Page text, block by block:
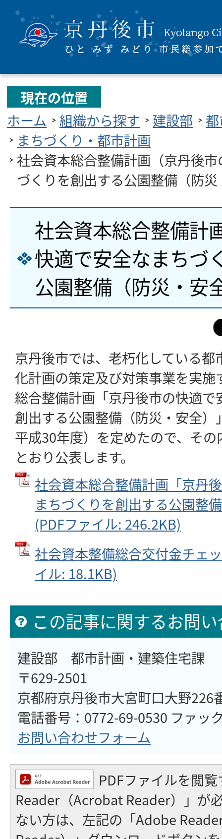
現在の位置
ホーム
組織から探す 建設部
まちづくり・都市計画
社会資本総合整備計画（京丹後
づくりを創出する公園整備（防
社会資本総合整備計
快適で安全なまちづ
公園整備（防災・安
京丹後市では、老朽化している都
化計画の策定及び対策事業を実
総合整備計画「京丹後市の快適
創出する公園整備（防災・安全
平成30年度）を定めたので、そ
とおり公表します。
社会資本総合整備計画「京丹
まちづくりを創出する公園整
(PDFファイル: 246.2KB)
社会資本整備総合交付金チェ
イル: 18.1KB)
この記事に関するお問
建設部 都市計画・建築住宅課
〒629-2501
京都府京丹後市大宮町口大野226
電話番号：0772-69-0530 ファッ
お問い合わせフォーム
PDFファイルを閲
Reader（Acrobat Reader）」が
ない方は、左記の「Adobe